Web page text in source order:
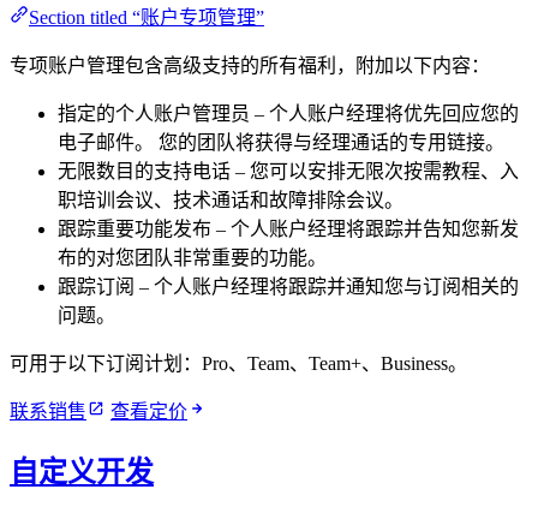
Section titled “账户专项管理”
专项账户管理包含高级支持的所有福利，附加以下内容：
指定的个人账户管理员 – 个人账户经理将优先回应您的
电子邮件。 您的团队将获得与经理通话的专用链接。
无限数目的支持电话 – 您可以安排无限次按需教程、入
职培训会议、技术通话和故障排除会议。
跟踪重要功能发布 – 个人账户经理将跟踪并告知您新发
布的对您团队非常重要的功能。
跟踪订阅 – 个人账户经理将跟踪并通知您与订阅相关的
问题。
可用于以下订阅计划：Pro、Team、Team+、Business。
联系销售 查看定价
自定义开发